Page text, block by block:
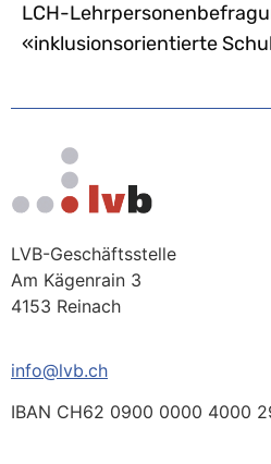
LCH-
«inklusionsorientierte
LVB-Geschäftsstelle
Am Kägenrain 3
4153 Reinach
info@lvb.ch
IBAN CH62 0900 0000 4000